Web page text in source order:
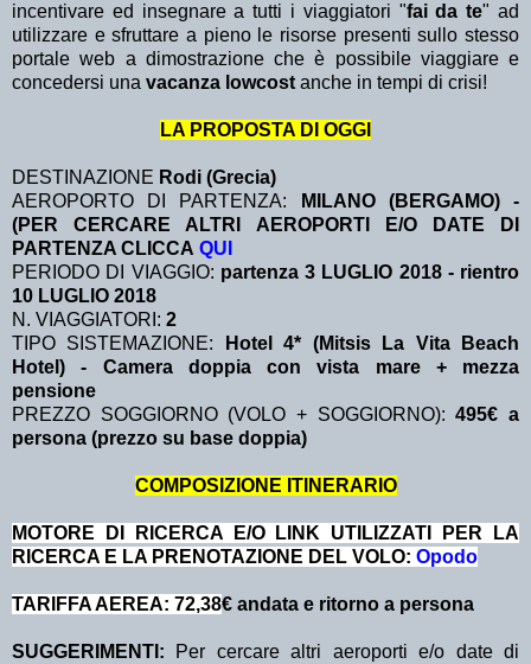
incentivare ed insegnare a tutti i viaggiatori "fai da te" ad
utilizzare e sfruttare a pieno le risorse presenti sullo stesso
portale web a dimostrazione che è possibile viaggiare e
concedersi una vacanza lowcost anche in tempi di crisi!
LA PROPOSTA DI OGGI
DESTINAZIONE Rodi (Grecia)
AEROPORTO DI PARTENZA:
MILANO (BERGAMO) -
(PER CERCARE ALTRI AEROPORTI E/O DATE DI
PARTENZA CLICCA QUI
PERIODO DI VIAGGIO: partenza 3 LUGLIO 2018 - rientro
10 LUGLIO 2018
N. VIAGGIATORI: 2
TIPO SISTEMAZIONE:
Hotel 4* (Mitsis La Vita Beach
Hotel) - Camera doppia con vista mare + mezza
pensione
PREZZO SOGGIORNO (VOLO + SOGGIORNO):495€ a
persona (prezzo su base doppia)
COMPOSIZIONE ITINERARIO
MOTORE DI RICERCA E/O LINK UTILIZZATI PER LA
RICERCA E LA PRENOTAZIONE DEL VOLO: Opodo
TARIFFA AEREA: 72,38€ andata e ritorno a persona
SUGGERIMENTI: Per cercare altri aeroporti e/o date di